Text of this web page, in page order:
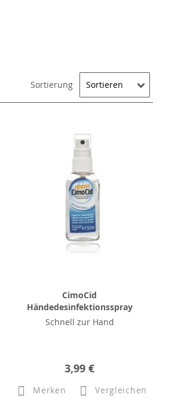
Sortierung
CimoCid
Händedesinfektionsspray
Schnell zur Hand
3,99 €
Merken Vergleichen